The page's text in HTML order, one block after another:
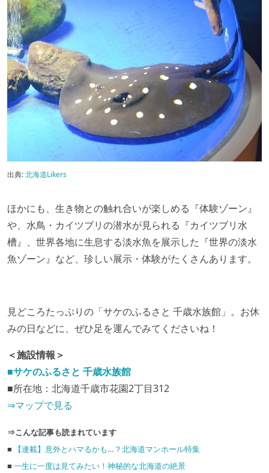
出典:北海道Likers
ほかにも、生き物との触れ合いが楽しめる『体験ゾーン』
や、水鳥・カイツブリの潜水が見られる『カイツブリ水
槽』、世界各地に生息する淡水魚を展示した『世界の淡水
魚ゾーン』など、珍しい展示・体験がたくさんあります。
見どころたっぷりの「サケのふるさと 千歳水族館」。お休
みの日などに、ぜひ足を運んでみてくださいね！
＜施設情報＞
■サケのふるさと 千歳水族館
■所在地：北海道千歳市花園2丁目312
⇒マップで見る
⇒こんな記事も読まれています
■
【連載】意外とハマるかも…？北海道マンホール特集
■ 一生に一度は見てみたい！神秘的な北海道の絶景